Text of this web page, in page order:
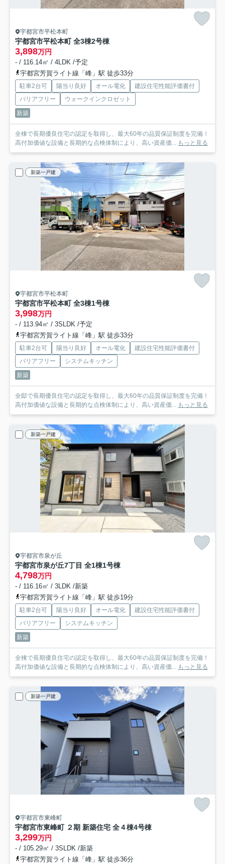
宇都宮市平松本町
宇都宮市平松本町 全3棟2号棟
3,898万円
- / 116.14㎡ / 4LDK /予定
宇都宮芳賀ライト線「峰」駅 徒歩33分
駐車2台可 陽当り良好 オール電化
建設住宅性能評価書付
バリアフリー
ウォークインクロゼット
新築
全棟で長期優良住宅の認定を取得し、最大60年の品質保証制度を完備！
高付加価値な設備と長期的な点検体制により、高い資産価... もっと見る
新築一戸建
宇都宮市平松本町
宇都宮市平松本町 全3棟1号棟
3,998万円
- / 113.94㎡ / 3SLDK /予定
宇都宮芳賀ライト線「峰」駅 徒歩33分
駐車2台可 陽当り良好 オール電化
建設住宅性能評価書付
バリアフリー
システムキッチン
新築
全邸で長期優良住宅の認定を取得し、最大60年の品質保証制度を完備！
高付加価値な設備と長期的な点検体制により、高い資産価... もっと見る
新築一戸建
宇都宮市泉が丘
宇都宮市泉が丘7丁目 全1棟1号棟
4,798万円
- / 116.16㎡ / 3LDK /新築
宇都宮芳賀ライト線「峰」駅 徒歩19分
駐車2台可 陽当り良好 オール電化
建設住宅性能評価書付
バリアフリー
システムキッチン
新築
全棟で長期優良住宅の認定を取得し、最大60年の品質保証制度を完備！
高付加価値な設備と長期的な点検体制により、高い資産価... もっと見る
新築一戸建
宇都宮市東峰町
宇都宮市東峰町 ２期 新築住宅 全４棟4号棟
3,299万円
- / 105.29㎡ / 3SLDK /新築
宇都宮芳賀ライト線「峰」駅 徒歩36分